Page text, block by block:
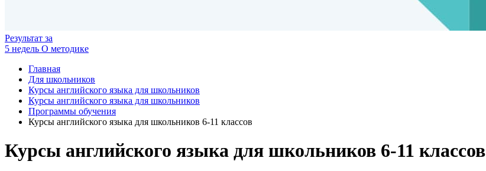
Результат за
5 недель О методике
Главная
Для школьников
Курсы английского языка для школьников
Курсы английского языка для школьников
Программы обучения
Курсы английского языка для школьников 6-11 классов
Курсы английского языка для школьников 6-11 классов